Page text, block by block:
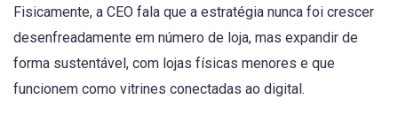
Fisicamente, a CEO fala que a estratégia nunca foi crescer
desenfreadamente em número de loja, mas expandir de
forma sustentável, com lojas físicas menores e que
funcionem como vitrines conectadas ao digital.